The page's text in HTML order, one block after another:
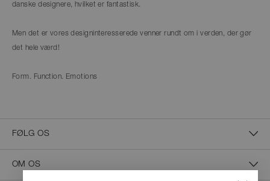
danske designere, hvilket er fantastisk.
Men det er vores designinteresserede venner rundt om i verden, der gør
det hele værd!
Form. Function. Emotions
FØLG OS
OM OS